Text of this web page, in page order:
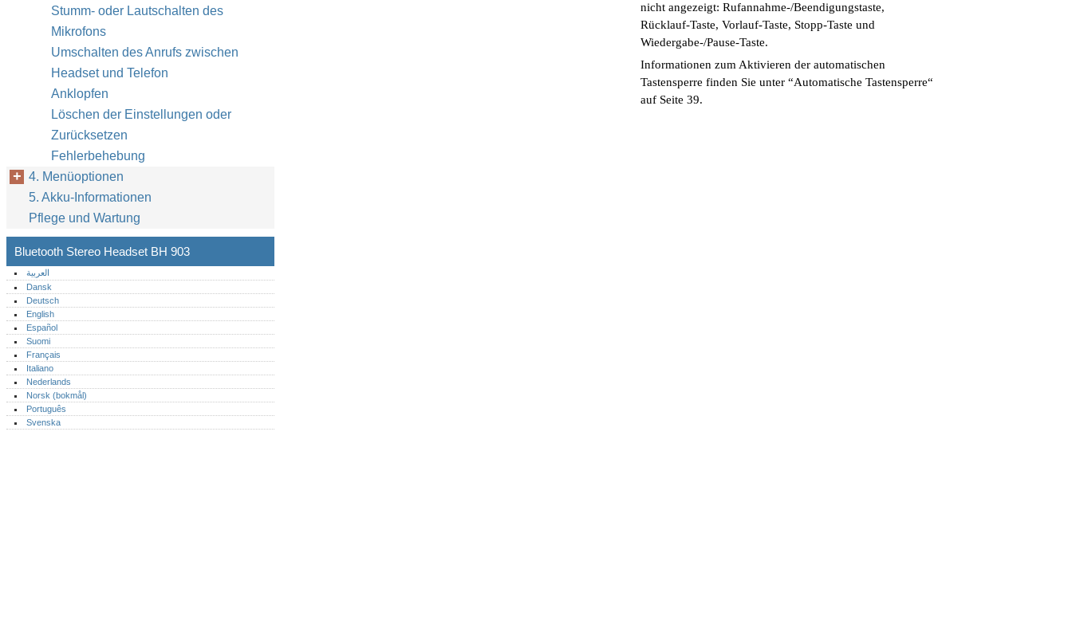
nicht angezeigt: Rufannahme-/Beendigungstaste,
Rücklauf-Taste, Vorlauf-Taste, Stopp-Taste und
Wiedergabe-/Pause-Taste.
Informationen zum Aktivieren der automatischen
Tastensperre finden Sie unter “Automatische Tastensperre“
auf Seite 39.
Stumm- oder Lautschalten des
Mikrofons
Umschalten des Anrufs zwischen
Headset und Telefon
Anklopfen
Löschen der Einstellungen oder
Zurücksetzen
Fehlerbehebung
4. Menüoptionen
5. Akku-Informationen
Pflege und Wartung
Bluetooth Stereo Headset BH 903
العربية
Dansk
Deutsch
English
Español
Suomi
Français
Italiano
Nederlands
Norsk (bokmål)‎
Português‎
Svenska